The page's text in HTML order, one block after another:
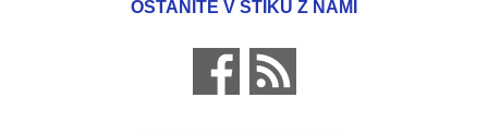
OSTANITE V STIKU Z NAMI